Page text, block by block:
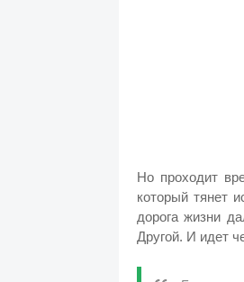
Но проходит
который тянет
дорога жизни
Другой. И идет